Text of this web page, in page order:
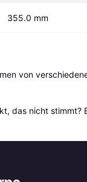
355.0 mm
von
das nicht stimmt?